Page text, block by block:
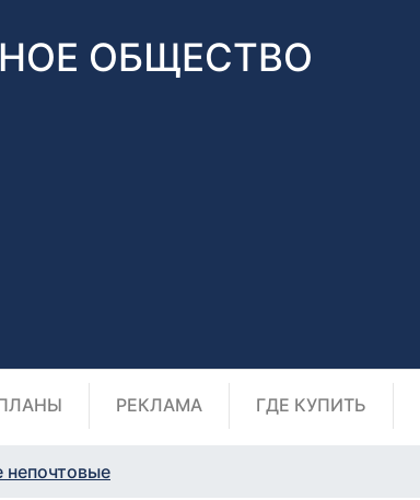
ОБЩЕСТВО
РЕКЛАМА ГДЕ КУПИТЬ
непочтовые